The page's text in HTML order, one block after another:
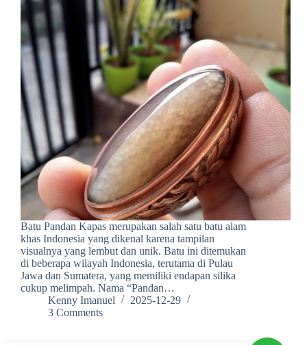
Batu Pandan Kapas merupakan salah satu batu alam
khas Indonesia yang dikenal karena tampilan
visualnya yang lembut dan unik. Batu ini ditemukan
di beberapa wilayah Indonesia, terutama di Pulau
Jawa dan Sumatera, yang memiliki endapan silika
cukup melimpah. Nama “Pandan…
Kenny Imanuel
2025-12-29
3 Comments